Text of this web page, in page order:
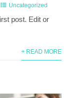
Uncategorized
post. Edit or
+ READ MORE